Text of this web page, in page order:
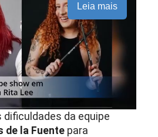
Leia mais
dificuldades da equipe
de la Fuente para